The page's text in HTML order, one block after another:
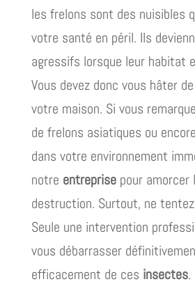
les frelons sont des nuisibles
votre santé en péril. Ils
agressifs lorsque leur habitat
Vous devez donc vous hâter
votre maison. Si vous
de frelons asiatiques ou
dans votre environnement
notre entreprisepour amorcer
destruction. Surtout, ne
Seule une intervention
vous débarrasser
efficacement de ces insectes.